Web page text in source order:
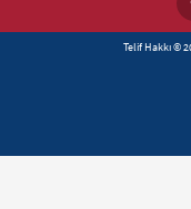
Telif Hakkı ©